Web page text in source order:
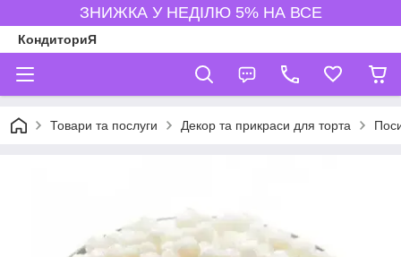
ЗНИЖКА У НЕДІЛЮ 5% НА ВСЕ
КондиториЯ
Товари та послуги Декор та прикраси для торта